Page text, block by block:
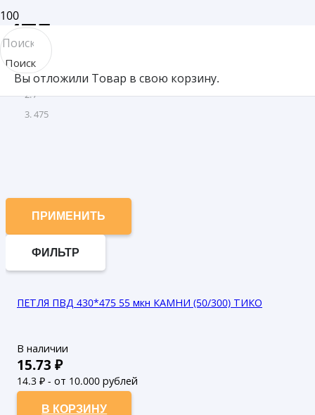
Поиск
товара
Вы отложили Товар в свою корзину.
475
Товар Ширина (мм)
/
475
ПРИМЕНИТЬ
ФИЛЬТР
ПЕТЛЯ ПВД 430*475 55 мкн КАМНИ (50/300) ТИКО
В наличии
15.73 ₽
14.3 ₽ - от 10.000 рублей
13₽ - от 50.000 рублей
В КОРЗИНУ